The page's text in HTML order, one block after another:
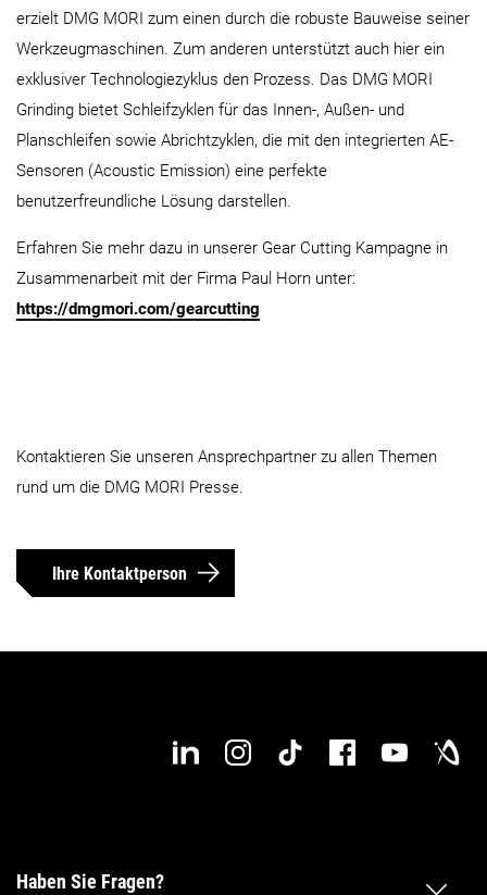
erzielt DMG MORI zum einen durch die robuste Bauweise seiner
Werkzeugmaschinen. Zum anderen unterstützt auch hier ein
exklusiver Technologiezyklus den Prozess. Das DMG MORI
Grinding bietet Schleifzyklen für das Innen-, Außen- und
Planschleifen sowie Abrichtzyklen, die mit den integrierten AE-
Sensoren (Acoustic Emission) eine perfekte
benutzerfreundliche Lösung darstellen.
Erfahren Sie mehr dazu in unserer Gear Cutting Kampagne in
Zusammenarbeit mit der Firma Paul Horn unter:
https://dmgmori.com/gearcutting
Kontaktieren Sie unseren Ansprechpartner zu allen Themen
rund um die DMG MORI Presse.
Ihre Kontaktperson
Haben Sie Fragen?